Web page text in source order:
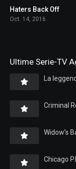
Haters Back Off
Oct. 14, 2016
Ultime Serie-TV
La
Criminal
Widow’s
Chicago